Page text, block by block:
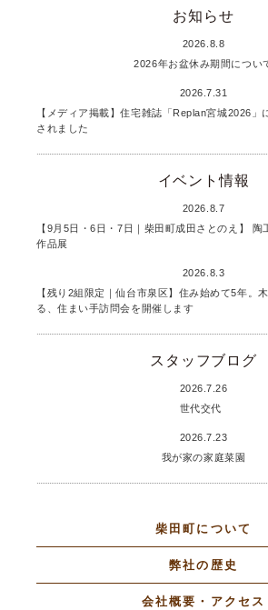
お知らせ
2026.8.8
2026年お盆休み期間につい
2026.7.31
【メディア掲載】住宅雑誌「Replan宮城2026」
されました
イベント情報
2026.8.7
【9月5日・6日・7日｜柴田町成田さとのえ】
作品展
2026.8.3
【残り2組限定｜仙台市泉区】住み始めて5年。
る、住まい手訪問会を開催します
スタッフブログ
2026.7.26
世代交代
2026.7.23
我が家の家庭菜園
柴田町について
弊社の歴史
会社概要・アクセス